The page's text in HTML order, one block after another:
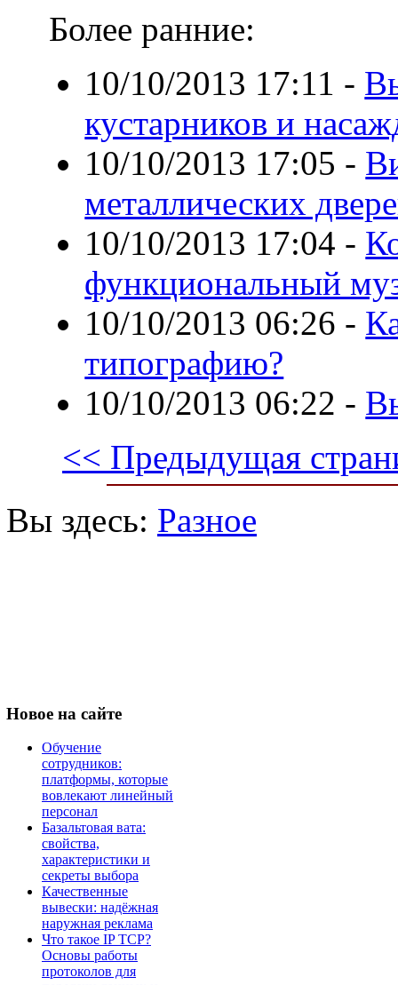
Более ранние:
10/10/2013 17:11 -
кустарников и
10/10/2013 17:05 -
металлических
10/10/2013 17:04 -
функциональный
10/10/2013 06:26 -
типографию?
10/10/2013 06:22 -
<< Предыдущая
Вы здесь: Разное
Новое на сайте
Обучение
сотрудников:
платформы, которые
вовлекают линейный
персонал
Базальтовая вата:
свойства,
характеристики и
секреты выбора
Качественные
вывески: надёжная
наружная реклама
Что такое IP TCP?
Основы работы
протоколов для